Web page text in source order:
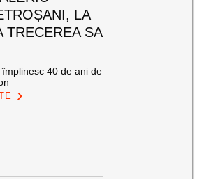
LA
TRECEREA SA
40 de ani de